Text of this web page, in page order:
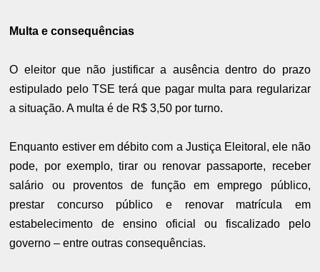
Multa e consequências
O eleitor que não justificar a ausência dentro do prazo
estipulado pelo TSE terá que pagar multa para regularizar
a situação. A multa é de R$ 3,50 por turno.
Enquanto estiver em débito com a Justiça Eleitoral, ele não
pode, por exemplo, tirar ou renovar passaporte, receber
salário ou proventos de função em emprego público,
prestar concurso público e renovar matrícula em
estabelecimento de ensino oficial ou fiscalizado pelo
governo – entre outras consequências.